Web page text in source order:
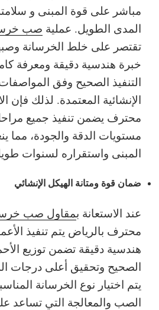
مباشر على قوة المبنى و
المدى الطويل. عملية صب
تقتصر على خلط الخرسانة
خبرة هندسية دقيقة ومعرفة
التنفيذ الصحيح وفق
الإنشائية المعتمدة. لذلك فإن
محترف يضمن تنفيذ جميع
مستويات الدقة والجودة، مما
المبنى واستقراره لسنوات
ضمان قوة ومتانة الهيكل الإنشائي
عند الاستعانة بمقاول صب
محترف بالرياض يتم تنفيذ
هندسية دقيقة تضمن توزيع
الصحيح وتحقيق أعلى درجات
يتم اختيار نوع الخرسانة
الصب والمعالجة التي تساعد